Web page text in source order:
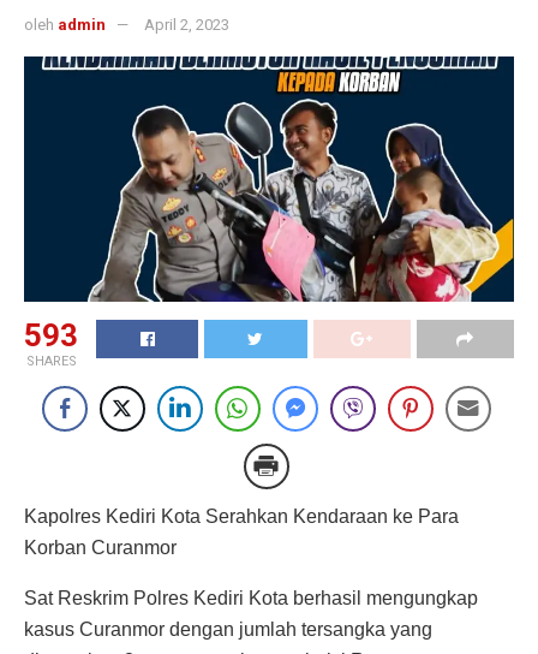
oleh admin April 2, 2023
593
SHARES
Kapolres Kediri Kota Serahkan Kendaraan ke Para
Korban Curanmor
Sat Reskrim Polres Kediri Kota berhasil mengungkap
kasus Curanmor dengan jumlah tersangka yang